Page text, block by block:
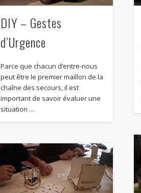
DIY – Gestes
d’Urgence
Parce que chacun d’entre-nous
peut être le premier maillon de la
chaîne des secours, il est
important de savoir évaluer une
situation …